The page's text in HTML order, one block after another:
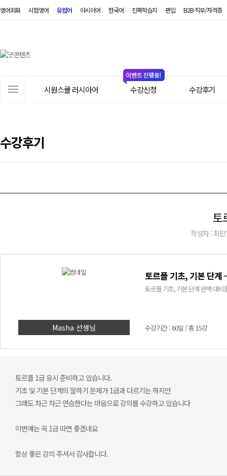
영어회화 시험영어 유럽어 아시아어 한국어 진짜학습지 편입 B2B·직무/자격증
시원스쿨 러시아어 수강신청 수강후기
수강후기
토
작성자 : 최
Masha 선생님
토르플 기초, 기본 단계
토르플 기초, 기본 단계 완벽 대
수강기간 : 60일 / 총 15강
토르플 1급 응시 준비하고 있습니다.
기초 및 기본 단계의 말하기 문제가 1급과 다르기는 하지만
그래도 차근 차근 연습한다는 마음으로 강의를 수강하고 있습니다
이번에는 꼭 1급 따면 좋겠네요
항상 좋은 강의 주셔서 감사합니다.